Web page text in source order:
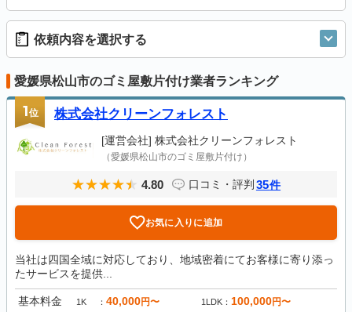
依頼内容を選択する
愛媛県松山市のゴミ屋敷片付け業者ランキング
1位 株式会社クリーンフォレスト
[運営会社] 株式会社クリーンフォレスト
（愛媛県松山市のゴミ屋敷片付け）
4.80 口コミ・評判 35件
お気に入りに追加
当社は四国全域に対応しており、地域密着にてお客様に寄り添っ
たサービスを提供...
基本料金 1K 40,000円〜 1LDK 100,000円〜